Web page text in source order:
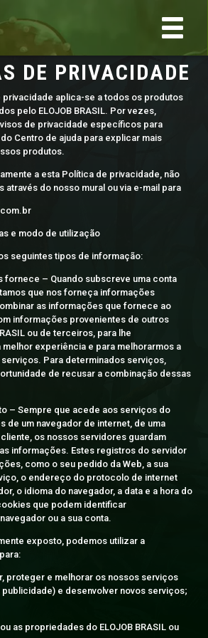
DE PRIVACIDADE
aplica-se a todos os produtos
pelo ELOJOB BRASIL. Por vezes,
de privacidade específicos para
Centro de ajuda para explicar mais
produtos.
a esta Política de privacidade, não
através do nosso mural ou via e-mail para
e modo de utilização
seguintes tipos de informação:
fornece – Quando subscreve uma conta
que nos forneça informações
as informações que fornece ao
informações provenientes de outros
ou de terceiros, para lhe
experiência e para melhorarmos a
Para determinados serviços,
de recusar a combinação dessas
– Sempre que acede aos serviços do
de um navegador de internet, de uma
os nossos servidores guardam
informações. Estes registros do servidor
como o seu pedido da Web, a sua
o endereço do protocolo de internet
o idioma do navegador, a data e a hora do
que podem identificar
ou a sua conta.
exposto, podemos utilizar a
proteger e melhorar os nossos serviços
e desenvolver novos serviços;
as propriedades do ELOJOB BRASIL ou